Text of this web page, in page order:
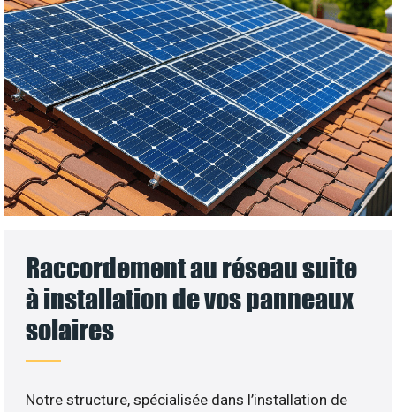
Raccordement au réseau suite
à installation de vos panneaux
solaires
Notre structure, spécialisée dans l’installation de